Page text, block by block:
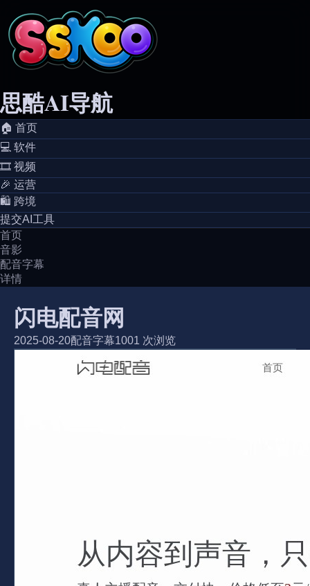
思酷AI导航
🏠️ 首页
💻️ 软件
🎞️ 视频
🎉 运营
🛍️ 跨境
提交AI工具
首页
音影
配音字幕
详情
闪电配音网
2025-08-20配音字幕1001 次浏览